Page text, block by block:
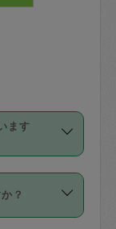
ます
3時間を
能をご
だくに
？